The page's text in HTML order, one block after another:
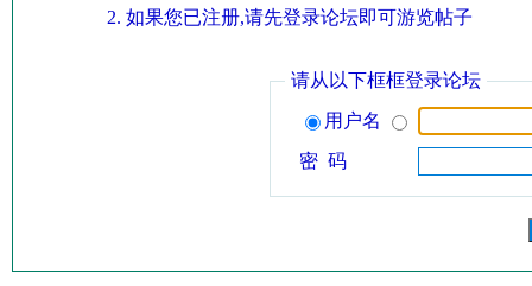
如果您已注册,请先登录论坛即可游览帖子
请从以下框框登录论坛
用户名
密 码